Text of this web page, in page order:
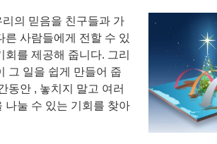
리의 믿음을 친구들과 가
른 사람들에게 전할 수 있
회를 제공해 줍니다. 그리
그 일을 쉽게 만들어 줍
동안 , 놓치지 말고 여러
나눌 수 있는 기회를 찾아